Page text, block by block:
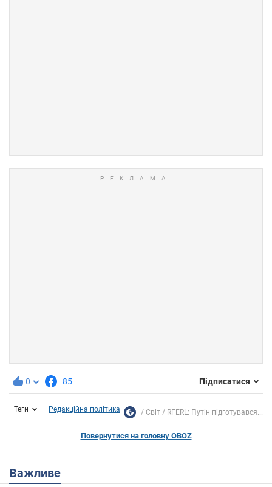
0 85 Підписатися
Теги Редакційна політика Світ RFERL: Путін підготувався...
Повернутися на головну OBOZ
Важливе